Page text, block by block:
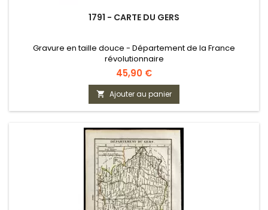
1791 - CARTE DU GERS
Gravure en taille douce - Département de la France
révolutionnaire
Prix
45,90 €
 Ajouter au panier